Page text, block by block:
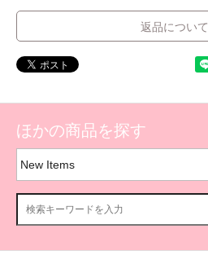
返品について
ほかの商品を探す